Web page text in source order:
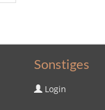
Sonstiges
Login